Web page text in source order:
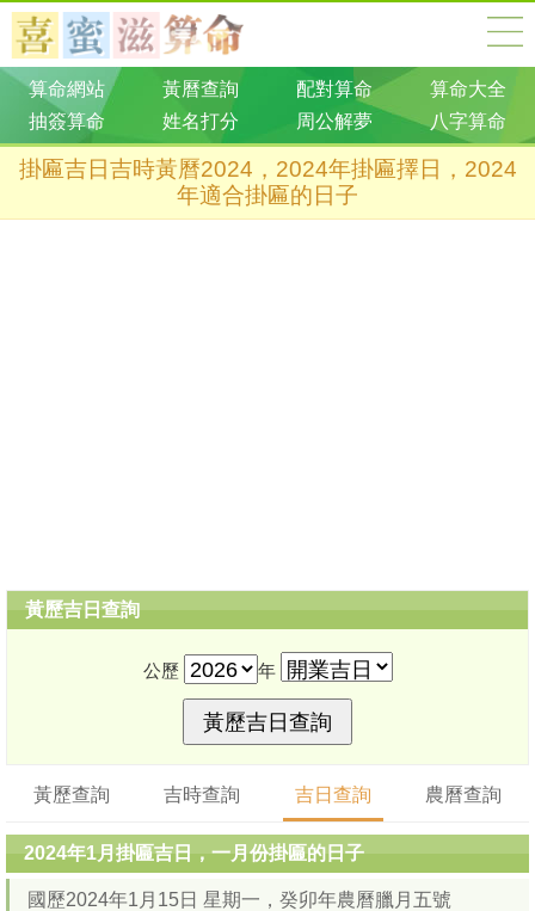
算命網站 黃曆查詢 配對算命
算命大全
抽簽算命
姓名打分 周公解夢 八字算命
掛匾吉日吉時黃曆2024，2024年掛匾擇日，2024
年適合掛匾的日子
黃歷吉日查詢
公歷 年
黃歷查詢 吉時查詢 吉日查詢 農曆查詢
2024年1月掛匾吉日，一月份掛匾的日子
國歷2024年1月15日 星期一，癸卯年農曆臘月五號